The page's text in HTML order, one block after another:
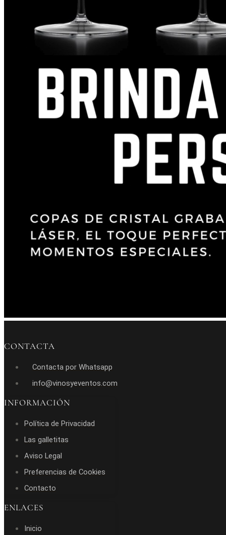
CONTACTA
Contacta por Whatsapp
info@vinosyeventos.com
INFORMACIÓN
Política de Privacidad
Las galletitas
Aviso Legal
Preferencias de Cookies
Contacto
ENLACES
Inicio